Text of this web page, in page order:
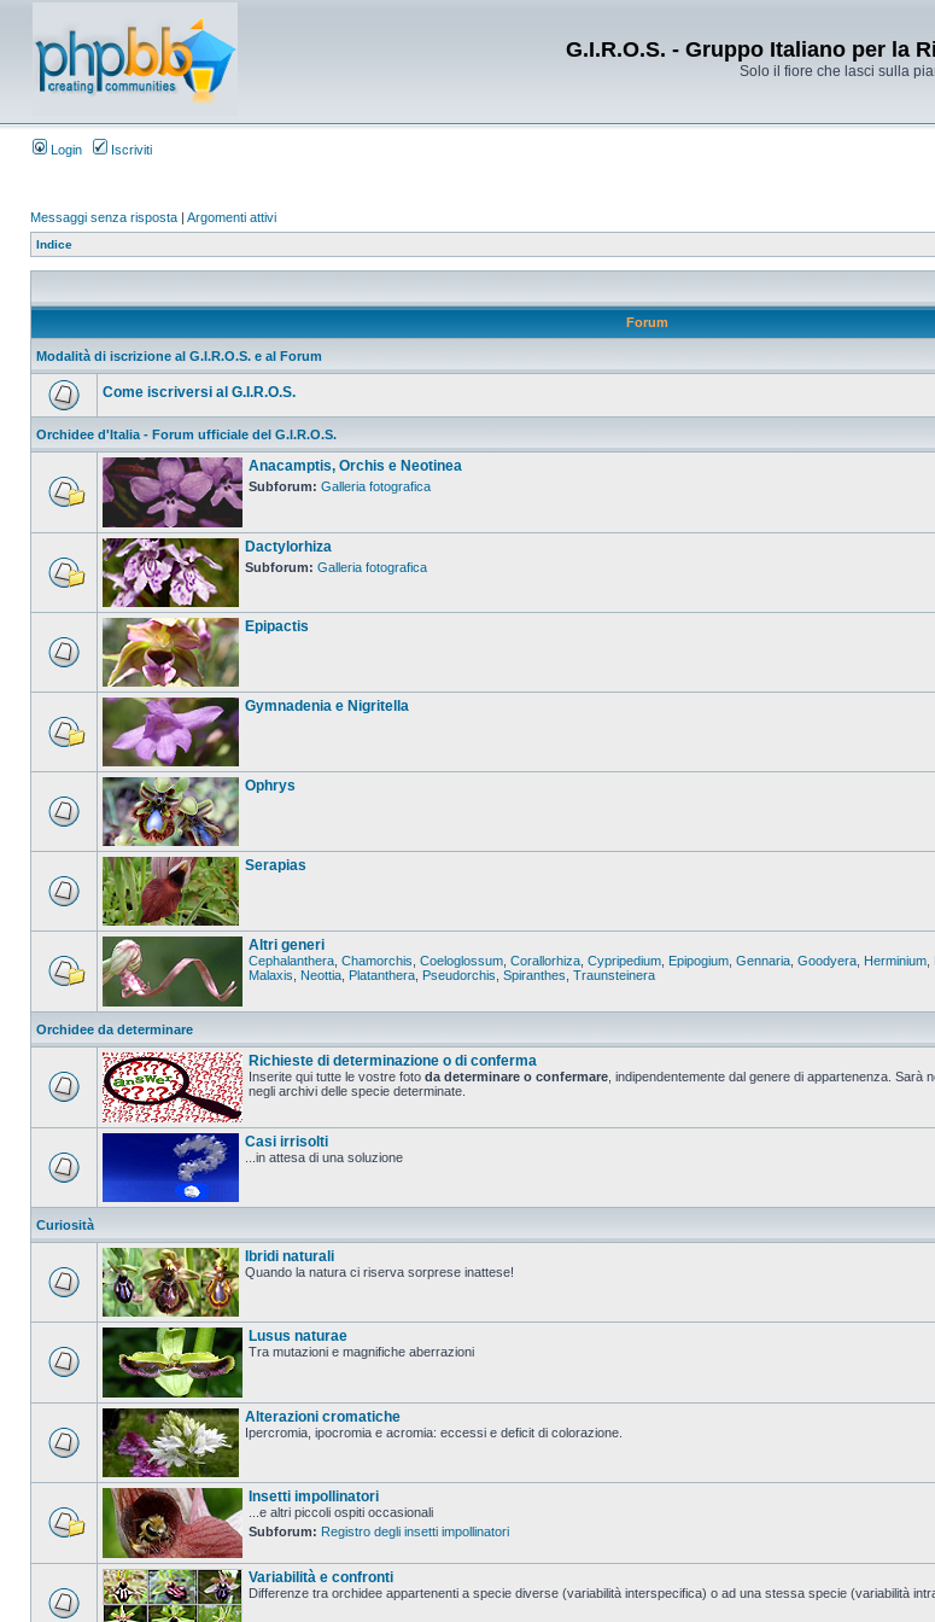
G.I.R.O.S. - Gruppo Italiano per la
Solo il fiore che lasci sulla
Login Iscriviti
Messaggi senza risposta | Argomenti attivi
Indice
Forum
Modalità di iscrizione al G.I.R.O.S. e al Forum
Come iscriversi al G.I.R.O.S.
Orchidee d'Italia - Forum ufficiale del G.I.R.O.S.
Anacamptis, Orchis e Neotinea
Subforum: Galleria fotografica
Dactylorhiza
Subforum: Galleria fotografica
Epipactis
Gymnadenia e Nigritella
Ophrys
Serapias
Altri generi
Cephalanthera Chamorchis Coeloglossum Corallorhiza Cypripedium Epipogium Gennaria Goodyera Herminium
Malaxis
Neottia Platanthera Pseudorchis Spiranthes Traunsteinera
Orchidee da determinare
Richieste di determinazione o di conferma
Inserite qui tutte le vostre foto da determinare o confermare , indipendentemente dal genere di appartenenza.
negli archivi delle specie determinate.
Casi irrisolti
...in attesa di una soluzione
Curiosità
Ibridi naturali
Quando la natura ci riserva sorprese inattese!
Lusus naturae
Tra mutazioni e magnifiche aberrazioni
Alterazioni cromatiche
Ipercromia, ipocromia e acromia: eccessi e deficit di colorazione.
Insetti impollinatori
...e altri piccoli ospiti occasionali
Subforum: Registro degli insetti impollinatori
Variabilità e confronti
Differenze tra orchidee appartenenti a specie diverse (variabilità interspecifica) o ad una stessa specie (variabilità